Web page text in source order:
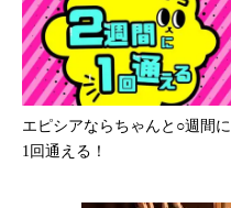
エピシアならちゃんと○週間に
1回通える！